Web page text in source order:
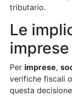
tributario.
Le
Per imprese,
verifiche fiscali
questa